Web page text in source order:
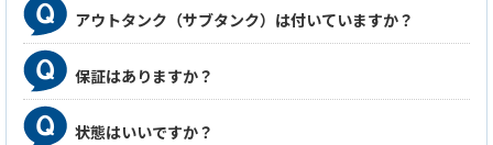
アウトタンク（サブタンク）は付いていますか？
保証はありますか？
状態はいいですか？